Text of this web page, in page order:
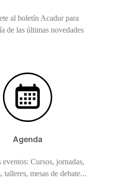
al boletín Acadur para
de las últimas novedades
Agenda
eventos: Cursos, jornadas,
talleres, mesas de debate...